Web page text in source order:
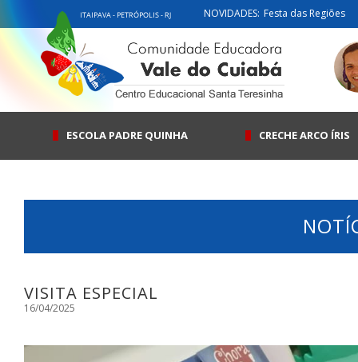
NOVIDADES: Festa das Regiões
ESCOLA PADRE QUINHA CRECHE ARCO ÍRIS
VISITA ESPECIAL
16/04/2025